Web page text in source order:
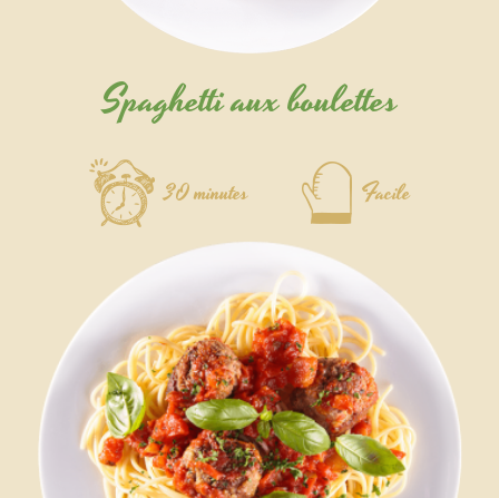
Spaghetti aux boulettes
30 minutes Facile